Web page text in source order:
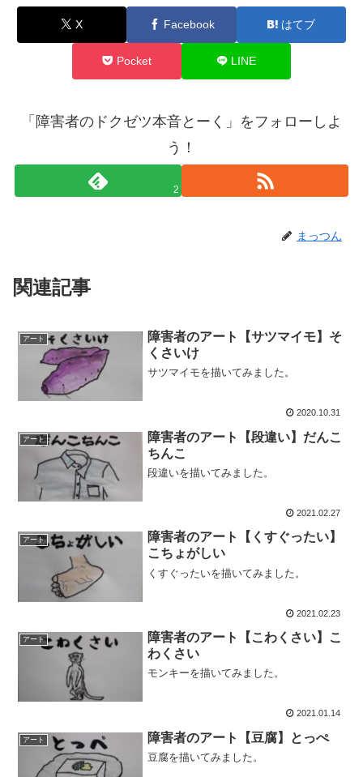
X Facebook はてブ
Pocket LINE
「障害者のドクゼツ本音とーく」をフォローしよ
う！
2
まっつん
関連記事
アート
障害者のアート【サツマイモ】そ
くさいけ
サツマイモを描いてみました。
2020.10.31
アート
障害者のアート【段違い】だんこ
ちんこ
段違いを描いてみました。
2021.02.27
アート
障害者のアート【くすぐったい】
こちょがしい
くすぐったいを描いてみました。
2021.02.23
アート
障害者のアート【こわくさい】こ
わくさい
モンキーを描いてみました。
2021.01.14
アート 障害者のアート【豆腐】とっぺ
豆腐を描いてみました。